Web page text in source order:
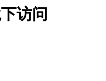
访问